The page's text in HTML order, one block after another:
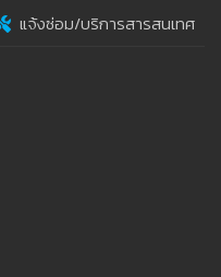
แจ้งซ่อม/บริการสารสนเทศ